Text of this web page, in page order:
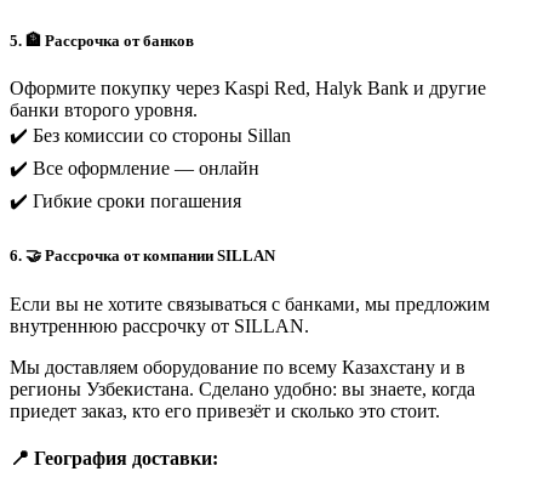
5. 🏦 Рассрочка от банков
Оформите покупку через Kaspi Red, Halyk Bank и другие
банки второго уровня.
✔️ Без комиссии со стороны Sillan
✔️ Все оформление — онлайн
✔️ Гибкие сроки погашения
6. 🤝 Рассрочка от компании SILLAN
Если вы не хотите связываться с банками, мы предложим
внутреннюю рассрочку от SILLAN.
Мы доставляем оборудование по всему Казахстану и в
регионы Узбекистана. Сделано удобно: вы знаете, когда
приедет заказ, кто его привезёт и сколько это стоит.
📍 География доставки: